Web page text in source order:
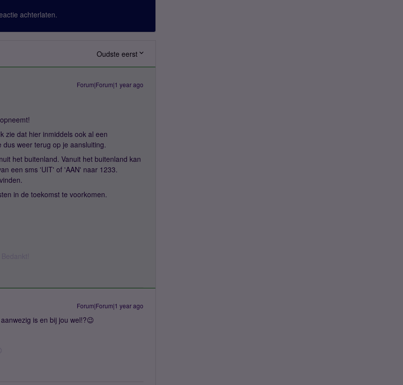
achterlaten.
Oudste eerst
Forum|Forum|1 year ago
zie dat hier inmiddels ook al een
weer terug op je aansluiting.
het buitenland. Vanuit het buitenland kan
een sms 'UIT' of 'AAN' naar 1233.
in de toekomst te voorkomen.
Forum|Forum|1 year ago
is en bij jou wel!?😉